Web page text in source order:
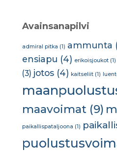
Avainsanapilvi
admiral pitka (1) ammunta
ensiapu (4) erikoisjoukot (1)
(3) jotos (4) kaitseliit (1)
maavoimat (9)
paikallispataljoona (1)